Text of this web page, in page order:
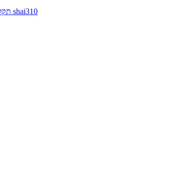
תקליטים למכירה..ברי סחרוֹף, ז׳אן קונפליקט, כרומוזום, מינימל קומפקט, רמי פורטיס מאת shai310